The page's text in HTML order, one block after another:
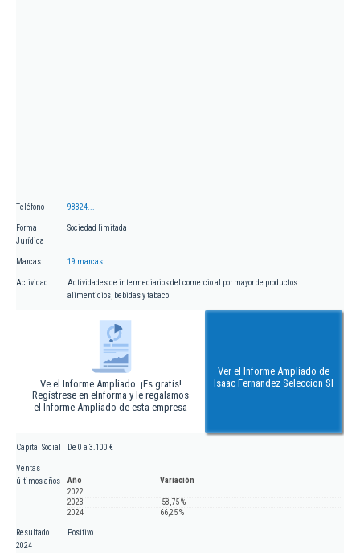
Teléfono 98324...
Forma
Jurídica
Sociedad limitada
Marcas 19 marcas
Actividad
Actividades de intermediarios del comercio al por mayor de productos
alimenticios, bebidas y tabaco
Ve el Informe Ampliado. ¡Es gratis!
Regístrese en eInforma y le regalamos
el Informe Ampliado de esta empresa
Ver el Informe Ampliado de
Isaac Fernandez Seleccion Sl
Capital Social De 0 a 3.100 €
Ventas
últimos años
Año
Variación
2022
2023
-58,75 %
2024
66,25 %
Resultado
2024
Positivo